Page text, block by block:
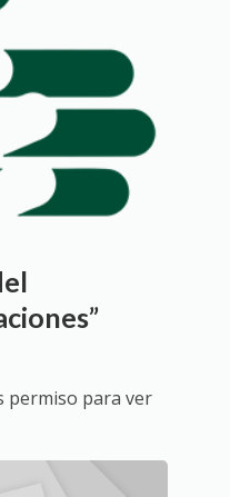
permiso para ver